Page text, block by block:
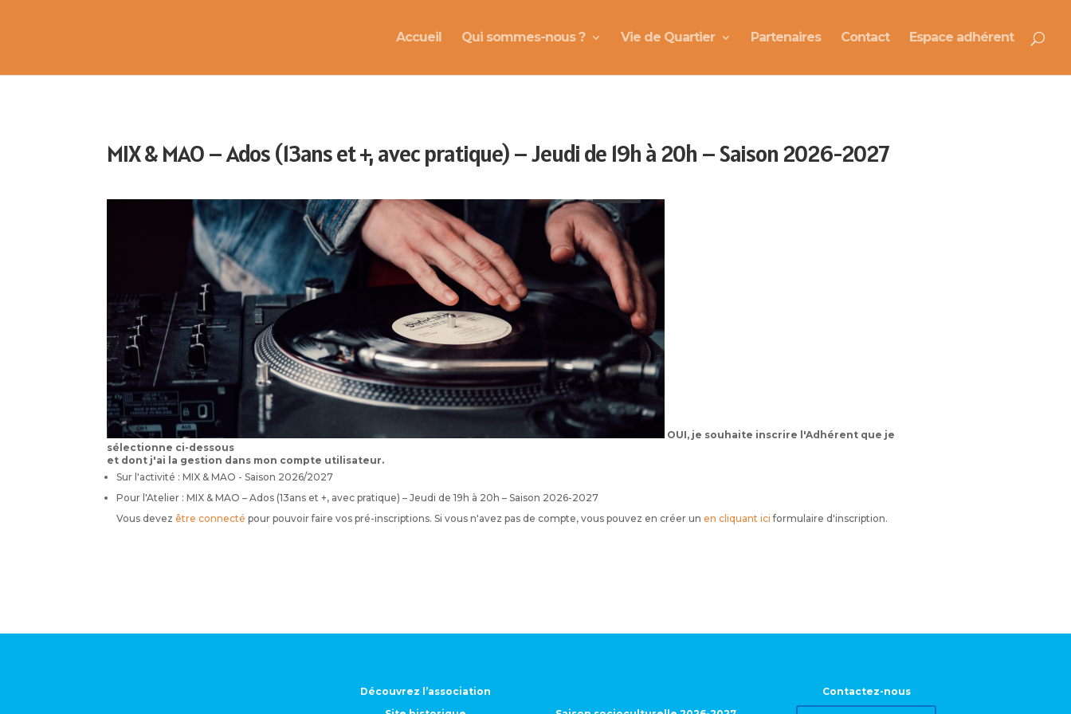
Accueil Qui sommes-nous ? Vie de Quartier Partenaires Contact Espace adhérent
MIX & MAO – Ados (13ans et +, avec pratique) – Jeudi de 19h à 20h – Saison 2026-2027
OUI, je souhaite inscrire l'Adhérent que je
sélectionne ci-dessous
et dont j'ai la gestion dans mon compte utilisateur.
Sur l'activité : MIX & MAO - Saison 2026/2027
Pour l'Atelier : MIX & MAO – Ados (13ans et +, avec pratique) – Jeudi de 19h à 20h – Saison 2026-2027
Vous devezêtre connecté pour pouvoir faire vos pré-inscriptions. Si vous n'avez pas de compte, vous pouvez en créer unen cliquant ici formulaire d'inscription.
Découvrez l’association
Contactez-nous